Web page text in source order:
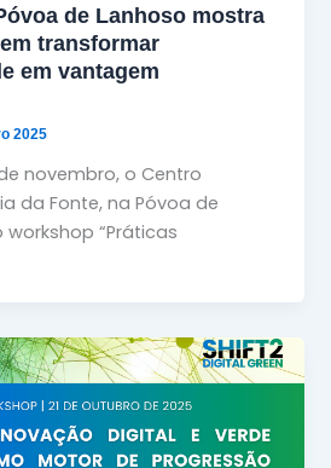
de Lanhoso mostra
transformar
em vantagem
2025
novembro, o Centro
da Fonte, na Póvoa de
“Práticas